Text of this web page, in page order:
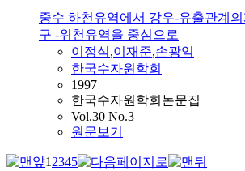
중수 하천유역에서 강우-유출관계
구 -위천유역을 중심으로
이정식,이재준,손광익
한국수자원학회
1997
한국수자원학회논문집
Vol.30 No.3
원문보기
12345